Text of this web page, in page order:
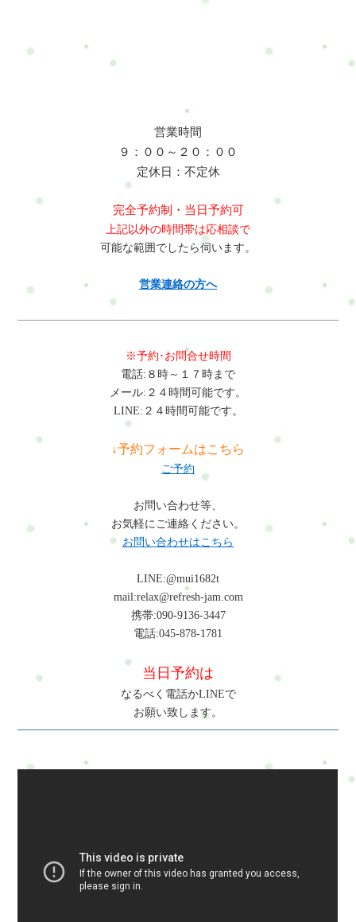
験してみるお申し込み方法はこちら・ホットペッパービューテ
るWEB予約…予約可※掲載サイトによって料金やコースが違い
datepicker-calendar td{min-width:unset !important;}select.ui-
datepicker-year,select.ui-datepicker-month{height:2em
!important;gap:5px;}span.del + span.del{display:none !important;}お
問合せ・ご予約フォーム内容の確認以下の内容で送信します。
よろしいですか？氏名必須メールアドレス必須お問い合わせ内
容必須お問い合わせ内容によっては回答できない場合もござい
ますのであらかじめご了承ください。プライバシーポリシーに
ご同意の上、お問い合わせ内容の確認に進んでください。
すストレッチが予防に役立ちます。Q: 腰痛を予防する方法はあ
とで負担を減らすことができます。Q: 整体は幼稚園教諭の体の
ケアに役立ちますか？A：はい。整体では筋肉の緊張を緩め姿勢
バランスを整えることで、肩こりや腰痛などの体の負担を軽減
するサポートができます。まとめ 幼稚園教諭は抱っこや中腰姿
勢、前かがみ姿勢など体に負担のかかる動作が多く、肩こりや
腰痛などの不調が起こりやすい職業です。日常の姿勢を見直す
ことやストレッチ、体のケアを行うことで不調の予防や改善に
つながります。体の不調を感じたときは早めのケアを行うこと
が大切です。初めての方はまずこちらへRefresh Jamーロードマ
ちら・ホットペッパービューティー…予約可・LINE公式…予
イトによって料金やコースが違います。無理なく、安心して選
んでくださいね。#ui-datepicker-div{z-index:10000 !important;}.ui-
datepicker-calendar th,.ui-datepicker-calendar td{min-width:unset
!important;}select.ui-datepicker-year,select.ui-datepicker-
month{height:2em !important;gap:5px;}span.del +
span.del{display:none !important;}お問合せ・ご予約フォーム内容
の確認以下の内容で送信します。よろしいですか？氏名必須メ
ールアドレス必須お問い合わせ内容必須お問い合わせ内容によ
ださい。プライバシーポリシーにご同意の上、お問い合わせ内
容の確認に進んでください。
丸めない姿勢を意識する・肩甲骨を動かすストレッチ・首や肩
の軽い体操・入浴で血流を良くする肩甲骨周りを動かすことで
がります。整体で出来ること 整体では筋肉の緊張を緩めながら
姿勢バランスを整える施術を行います。例えば・肩甲骨の可動
ベビーシッターは腕や腰を使う動作が多いため、定期的な体の
ケアが体調管理にとても重要です。横浜市戸塚区で体の不調に
お悩みの方は、整体・自宅サロンRefresh Jamへお気軽にご相談
ください。肩こりや腰痛など日常生活で起こりやすい不調のケ
アを通して、今の生活や仕事を続けられるカラダとココロづく
ぜ肩こりになりやすいのですか？A：赤ちゃんの抱っこや前かが
み姿勢が多く、僧帽筋や肩甲挙筋が緊張しやすいためです。肩
上げるときは膝を曲げて体全体を使うことが大切です。腰だけ
で持ち上げないように意識すると負担を減らすことができま
す。Q: 整体はベビーシッターの体のケアにも役立ちますか？
A：はい。整体では筋肉の緊張を緩め姿勢バランスを整えること
で、肩こりや腰痛など体の負担を軽減するサポートができま
す。まとめ ベビーシッターは抱っこや前かがみ姿勢など体に負
担のかかる動作が多く、肩こりや腰痛などの不調が起こりやす
り入れることで体の不調の予防につながります。体の不調を感
じたときは早めのケアを行うことが大切です。初めての方はま
ずこちらへRefresh Jamーロードマップ◆ 安心できる施術を、1度
ティー…予約可・LINE公式…予約・トークでやり取り・お得情
報・楽天ビューティー…予約可・minimo…予約可・誰でも使え
るWEB予約…予約可※掲載サイトによって料金やコースが違い
ます。無理なく、安心して選んでくださいね。#ui-datepicker-
datepicker-calendar td{min-width:unset !important;}select.ui-
datepicker-year,select.ui-datepicker-month{height:2em
!important;gap:5px;}span.del + span.del{display:none !important;}お
問合せ・ご予約フォーム内容の確認以下の内容で送信します。
容必須お問い合わせ内容によっては回答できない場合もござい
営業時間
９：００～２０：００
定休日：不定休
完全予約制・当日予約可
上記以外の時間帯は応相談で
可能な範囲でしたら伺います。
営業連絡の方へ
※予約･お問合せ時間
電話:８時～１７時まで
メール:２４時間可能です。
LINE:２４時間可能です。
↓予約フォームはこちら
ご予約
お問い合わせ等、
お気軽にご連絡ください。
お問い合わせはこちら
LINE:@mui1682t
mail:relax@refresh-jam.com
携帯:090-9136-3447
電話:045-878-1781
当日予約は
なるべく電話かLINEで
お願い致します。